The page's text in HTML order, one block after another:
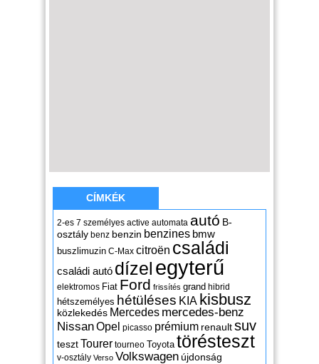
CÍMKÉK
2-es 7 személyes active automata autó B-
osztály benz benzin benzines bmw
buszlimuzin C-Max citroën családi
családi autó dízel egyterű
elektromos Fiat Ford frissítés grand hibrid
hétszemélyes hétüléses KIA kisbusz
közlekedés Mercedes mercedes-benz
NissanOpel picasso prémium renaultsuv
tesztTourer tourneo Toyota törésteszt
v-osztály Verso Volkswagen újdonság